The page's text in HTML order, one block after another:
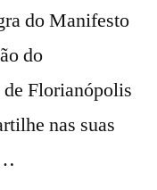
do Manifesto
do
Florianópolis
nas suas